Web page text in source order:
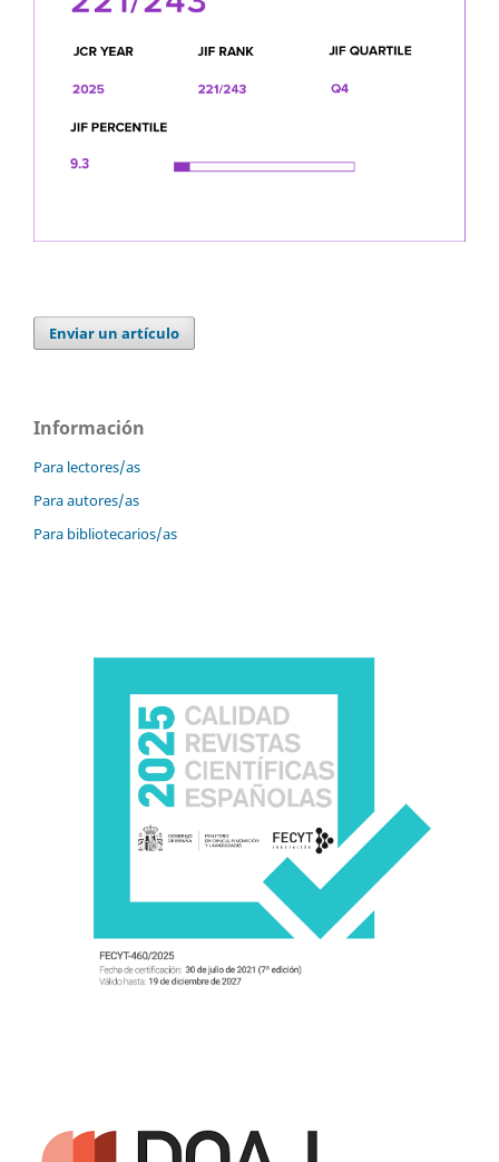
Enviar un artículo
Información
Para lectores/as
Para autores/as
Para bibliotecarios/as